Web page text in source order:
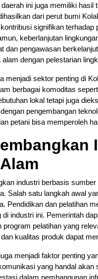
daerah ini juga memiliki
dari perut bumi
signifikan
keberlanjutan
dan pengawasan
dengan pelestarian
menjadi sektor penting di
berbagai komoditas
lokal tetapi juga
pengembangan
petani bisa memperoleh
industri berbasis
Salah satu langkah awal
Pendidikan dan pelatihan
di industri ini. Pemerintah
program pelatihan yang
kualitas produk dapat
menjadi faktor penting
yang handal
dalam pembangunan